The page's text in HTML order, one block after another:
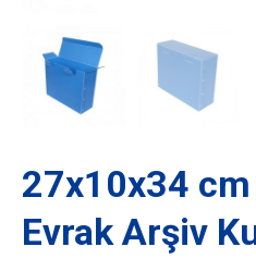
27x10x34
Evrak Arşiv